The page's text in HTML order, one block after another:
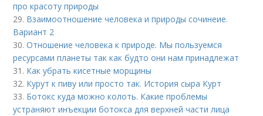
про красоту природы
29. Взаимоотношение человека и природы сочинеие.
Вариант 2
30.Отношение человека к природе. Мы пользуемся
ресурсами планеты так как будто они нам принадлежат
31. Как убрать кисетные морщины
32. Курут к пиву или просто так. История сыра Курт
33. Ботокс куда можно колоть. Какие проблемы
устраняют инъекции ботокса для верхней части лица